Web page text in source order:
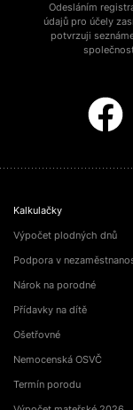
Odesláním
údajů pro účely
potvrzuji
Kalkulačky
Výpočet plodných dnů
Podpora v
Nárok na porodné
Přídavky na dítě
Ošetřovné
Nemocenská OSVČ
Termín porodu